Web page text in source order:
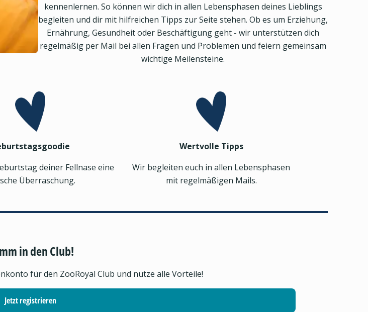
kennenlernen. So können wir dich in allen Lebensphasen deines Lieblings
begleiten und dir mit hilfreichen Tipps zur Seite stehen. Ob es um Erziehung,
Ernährung, Gesundheit oder Beschäftigung geht - wir unterstützen dich
regelmäßig per Mail bei allen Fragen und Problemen und feiern gemeinsam
wichtige Meilensteine.
deiner Fellnase eine
Überraschung.
Wertvolle Tipps
Wir begleiten euch in allen Lebensphasen
mit regelmäßigen Mails.
in den Club!
für den ZooRoyal Club und nutze alle Vorteile!
Jetzt registrieren